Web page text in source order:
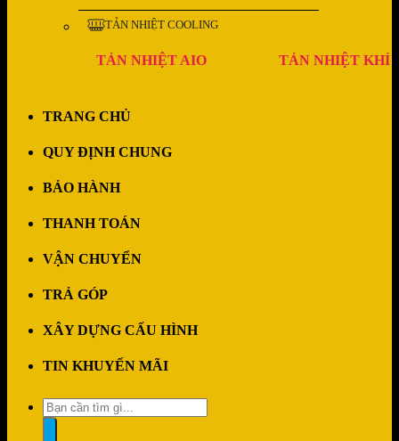
TẢN NHIỆT COOLING
TẢN NHIỆT AIO TẢN NHIỆT KHÍ
TRANG CHỦ
QUY ĐỊNH CHUNG
BẢO HÀNH
THANH TOÁN
VẬN CHUYỂN
TRẢ GÓP
XÂY DỰNG CẤU HÌNH
TIN KHUYẾN MÃI
Tìm
kiếm: